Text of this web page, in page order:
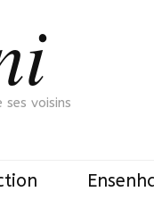
voisins